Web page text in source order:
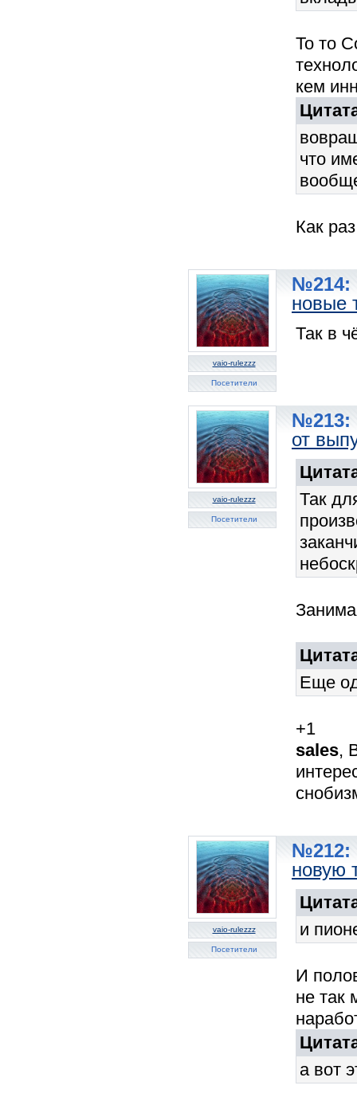
То то
кем
что
Как
vaio-rulezzz
Посетители
№214:
новые
Так в
vaio-rulezzz
Посетители
№213:
от
Так
Еще
+1
sales,
vaio-rulezzz
Посетители
№212:
новую
и
И
не так
а вот